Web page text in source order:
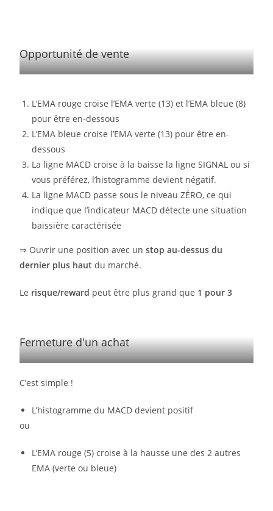
Opportunité de vente
L’EMA rouge croise l’EMA verte (13) et l’EMA bleue (8)
pour être en-dessous
L’EMA bleue croise l’EMA verte (13) pour être en-
dessous
La ligne MACD croise à la baisse la ligne SIGNAL ou si
vous préférez, l’histogramme devient négatif.
La ligne MACD passe sous le niveau ZÉRO, ce qui
indique que l’indicateur MACD détecte une situation
baissière caractérisée
⇒ Ouvrir une position avec unstop au-dessus du
dernier plus haut du marché.
Le risque/reward peut être plus grand que 1 pour 3
Fermeture d'un achat
C’est simple !
L’histogramme du MACD devient positif
ou
L’EMA rouge (5) croise à la hausse une des 2 autres
EMA (verte ou bleue)